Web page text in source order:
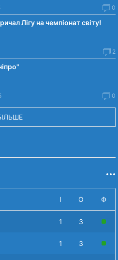
0
Лігу на чемпіонат світу!
2
0
І О Ф
1 3
1 3